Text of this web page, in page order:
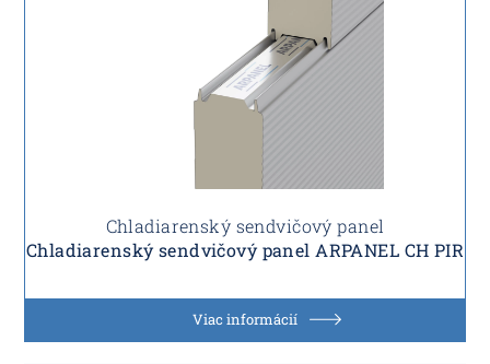
Chladiarenský sendvičový panel
Chladiarenský sendvičový panel ARPANEL CH PIR
Viac informácií